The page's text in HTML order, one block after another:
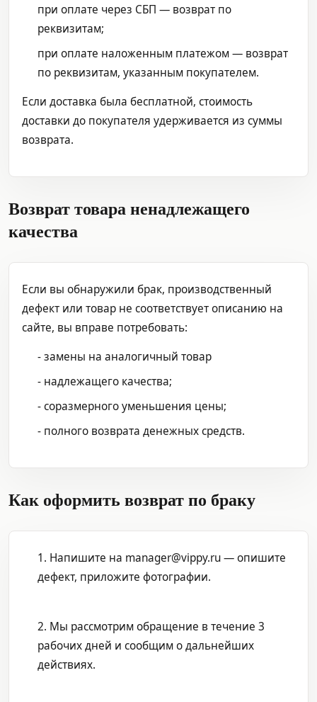
при оплате через СБП — возврат по
реквизитам;
при оплате наложенным платежом — возврат
по реквизитам, указанным покупателем.
Если доставка была бесплатной, стоимость
доставки до покупателя удерживается из суммы
возврата.
Возврат товара ненадлежащего
качества
Если вы обнаружили брак, производственный
дефект или товар не соответствует описанию на
сайте, вы вправе потребовать:
- замены на аналогичный товар
- надлежащего качества;
- соразмерного уменьшения цены;
- полного возврата денежных средств.
Как оформить возврат по браку
1. Напишите на manager@vippy.ru — опишите
дефект, приложите фотографии.
2. Мы рассмотрим обращение в течение 3
рабочих дней и сообщим о дальнейших
действиях.